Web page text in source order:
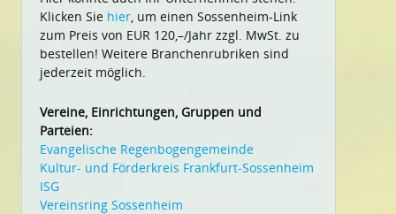
Klicken Sie hier , um einen Sossenheim-Link
zum Preis von EUR 120,–/Jahr zzgl. MwSt. zu
bestellen! Weitere Branchenrubriken sind
jederzeit möglich.
Vereine, Einrichtungen, Gruppen und
Parteien:
Evangelische Regenbogengemeinde
Kultur- und Förderkreis Frankfurt-Sossenheim
ISG
Vereinsring Sossenheim